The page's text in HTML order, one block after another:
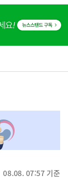
08.08. 07:57 기준